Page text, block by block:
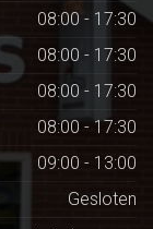
08:00 - 17:30
08:00 - 17:30
08:00 - 17:30
08:00 - 17:30
09:00 - 13:00
Gesloten